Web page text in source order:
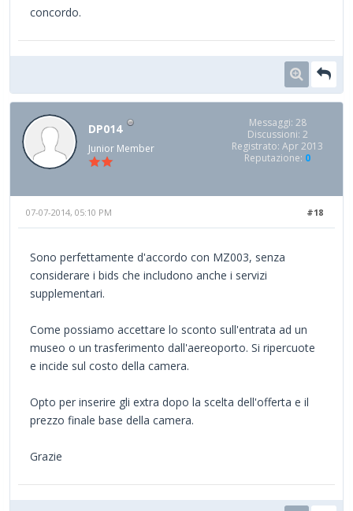
concordo.
DP014
Junior Member
Messaggi: 28
Discussioni: 2
Registrato: Apr 2013
Reputazione: 0
#18
07-07-2014, 05:10 PM
Sono perfettamente d'accordo con MZ003, senza
considerare i bids che includono anche i servizi
supplementari.
Come possiamo accettare lo sconto sull'entrata ad un
museo o un trasferimento dall'aereoporto. Si ripercuote
e incide sul costo della camera.
Opto per inserire gli extra dopo la scelta dell'offerta e il
prezzo finale base della camera.
Grazie